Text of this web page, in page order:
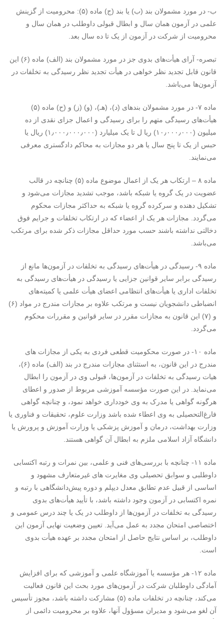
ب- در مورد مشمولان بند (ب) یا بند (ج) ماده (۵): محرومیت از گزینش
علمی در آزمون همان سال و ابطال قبولی داوطلب در همان سال و
محرومیت از شرکت در آزمون از یک تا ده سال بعد.
تبصره- آرای هیأت‌های بدوی جز در مورد مشمولان بند (الف) ماده (۶) این
قانون قابل تجدید نظر خواهی در هیأت تجدید نظر رسیدگی به تخلفات در
آزمون‌ها می‌باشد.
ماده ۷- در مورد مشمولان بندهای (د)، (هـ)، (و) (ز) و (ح) ماده (۵)
هیأت‌های رسیدگی متهم را برای رسیدگی و اعمال جزای نقدی از ده
میلیون (۱۰٫۰۰۰٫۰۰۰) ریا ل تا یک میلیارد (۱٫۰۰۰٫۰۰۰٫۰۰۰) ریال یا
حبس از یک تا پنج سال یا هر دو مجازات به محاکم دادگستری معرفی
می‌نمایند.
ماده ۸ – ارتکاب هر یک از اعمال موضوع ماده (۵) چنانچه در قالب
عضویت در یک گروه یا شبکه باشد، موجب تشدید مجازات می‌شود و
تشکیل دهنده و سرکرده گروه یا شبکه به حداکثر مجازات محکوم
می‌گردد. مجازات هر یک از اعضاء که در ارتکاب تخلفات و جرایم فوق
دخالتی نداشته باشند حسب مورد حداقل مجازات ذکر شده برای مرتکب
می‌باشد.
ماده ۹- رسیدگی در هیأت‌های رسیدگی به تخلفات در آزمون‌ها مانع از
رسیدگی برابر سایر قوانین جزایی یا رسیدگی در هیأت‌های رسیدگی به
تخلفات اداری یا هیأت‌های انتظامی اعضای هیأت علمی یا کمیته‌های
انضباطی دانشجویان نیست و مرتکب علاوه بر مجازات مندرج در مواد (۶)
و (۷) این قانون به مجازات مقرر در سایر قوانین و مقررات محکوم
می‌گردد.
ماده ۱۰- در صورت محکومیت قطعی فردی به یکی از مجازات های
مندرج در این قانون، به استثنای مجازات مندرج در بند (الف) ماده (۶)،
هیات رسیدگی به تخلفات در آزمون‌ها، قبولی وی در آزمون را ابطال
می‌نماید. در این صورت مؤسسه آموزشی مربوط از صدور و اعطای
هرگونه گواهی یا مدرک به وی خودداری خواهد نمود، و چنانچه گواهی
فارغ‌التحصیلی به وی اعطاء شده باشد وزارت علوم، تحقیقات و فناوری یا
وزارت بهداشت، درمان و آموزش پزشکی یا وزارت آموزش و پرورش یا
دانشگاه آزاد اسلامی ملزم به ابطال آن گواهی هستند.
ماده ۱۱- چنانچه با بررسی‌های فنی و علمی، بین نمرات و رتبه اکتسابی
داوطلبی و سوابق تحصیلی وی مغایرت های غیرمتعارف مشهود و
اساسی از قبیل عدم تطابق معدل دیپلم و دوره پیش‌دانشگاهی با رتبه و
نمره اکتسابی در آزمون وجود داشته باشد، با تأیید هیأت‌های بدوی
رسیدگی به تخلفات در آزمون‌ها از داوطلب در یک یا چند درس عمومی و
اختصاصی امتحان مجدد به عمل می‌آید. تعیین وضعیت نهایی آزمون این
داوطلب، بر اساس نتایج حاصل از امتحان مجدد بر عهده هیأت بدوی
است.
ماده ۱۲- هر مؤسسه یا آموزشگاه علمی و آموزشی که برای افزایش
آمادگی داوطلبان شرکت در آزمون‌های مورد بحث این قانون فعالیت
می‌کند، چنانچه در تخلفات ماده (۵) مشارکت داشته باشد، مجوز تأسیس
آن لغو می‌شود و مدیران مسؤول آنها، علاوه بر محرومیت دائمی از